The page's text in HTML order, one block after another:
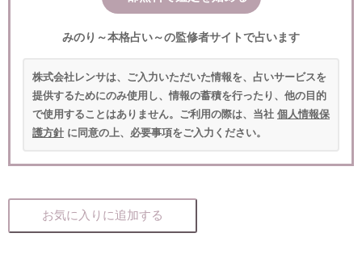
みのり～本格占い～の監修者サイトで占います
株式会社レンサは、ご入力いただいた情報を、占いサービスを
提供するためにのみ使用し、情報の蓄積を行ったり、他の目的
で使用することはありません。ご利用の際は、当社 個人情報保
護方針 に同意の上、必要事項をご入力ください。
お気に入りに追加する